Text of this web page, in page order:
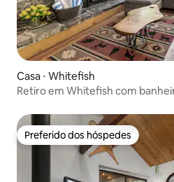
Casa ⋅ Whitefish
Retiro em Whitefish com
Preferido dos hóspedes
Preferido dos hóspedes